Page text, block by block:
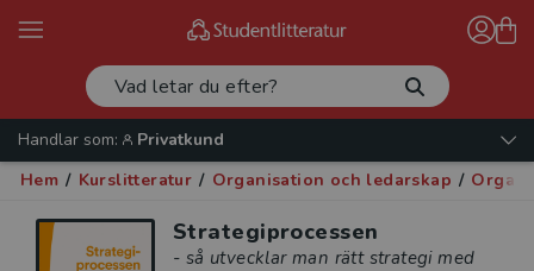
Handlar som:
Privatkund
Hem / Kurslitteratur / Organisation och ledarskap /
Strategiprocessen
- så utvecklar man rätt strategi med